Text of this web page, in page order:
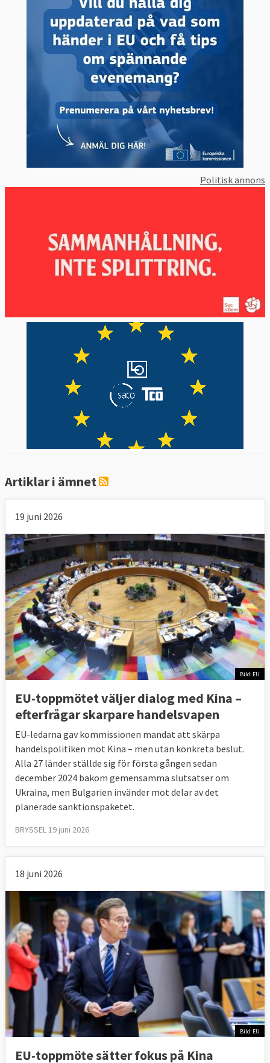
Politisk annons
Artiklar i ämnet
19 juni 2026
Bild: EU
EU-toppmötet väljer dialog med Kina –
efterfrågar skarpare handelsvapen
EU-ledarna gav kommissionen mandat att skärpa
handelspolitiken mot Kina – men utan konkreta beslut.
Alla 27 länder ställde sig för första gången sedan
december 2024 bakom gemensamma slutsatser om
Ukraina, men Bulgarien invänder mot delar av det
planerade sanktionspaketet.
BRYSSEL 19 juni 2026
18 juni 2026
Bild: EU
EU-toppmöte sätter fokus på Kina